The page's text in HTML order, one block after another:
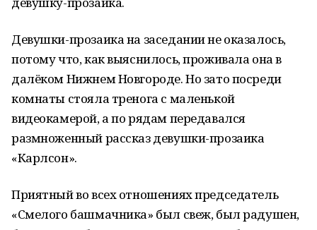
Девушки-прозаика на заседании не оказалось,
потому что, как выяснилось, проживала она в
далёком Нижнем Новгороде. Но зато посреди
комнаты стояла тренога с маленькой
видеокамерой, а по рядам передавался
размноженный рассказ девушки-прозаика
«Карлсон».
Приятный во всех отношениях председатель
«Смелого башмачника» был свеж, был радушен,